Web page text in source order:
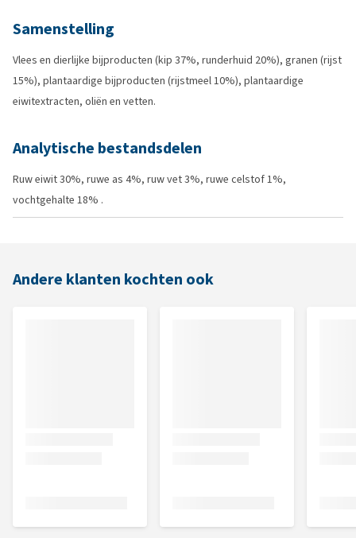
Samenstelling
Vlees en dierlijke bijproducten (kip 37%, runderhuid 20%), granen (rijst
15%), plantaardige bijproducten (rijstmeel 10%), plantaardige
eiwitextracten, oliën en vetten.
Analytische bestandsdelen
Ruw eiwit 30%, ruwe as 4%, ruw vet 3%, ruwe celstof 1%,
vochtgehalte 18% .
Andere klanten kochten ook